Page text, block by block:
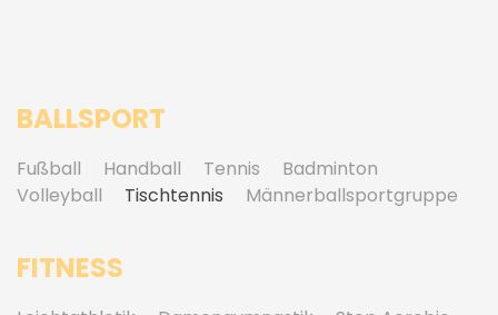
BALLSPORT
Fußball Handball Tennis
Badminton
Volleyball
Tischtennis Männerballsportgruppe
FITNESS